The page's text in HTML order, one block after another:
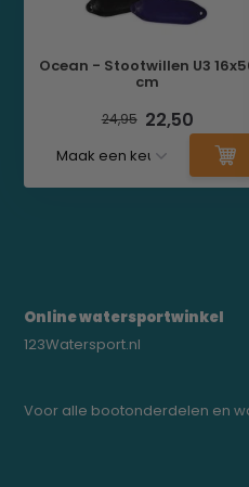
Ocean - Stootwillen U3
cm
24,95 22,50
Online watersportwinkel
123Watersport.nl
Voor alle bootonderdelen en